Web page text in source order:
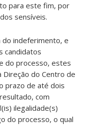
para este fim, por
sensíveis.
do indeferimento, e
candidatos
do processo, estes
do Centro de
prazo de até dois
com
ilegalidade(s)
do processo, o qual